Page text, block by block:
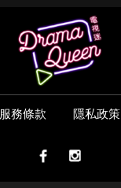
服務條款 隱私政策